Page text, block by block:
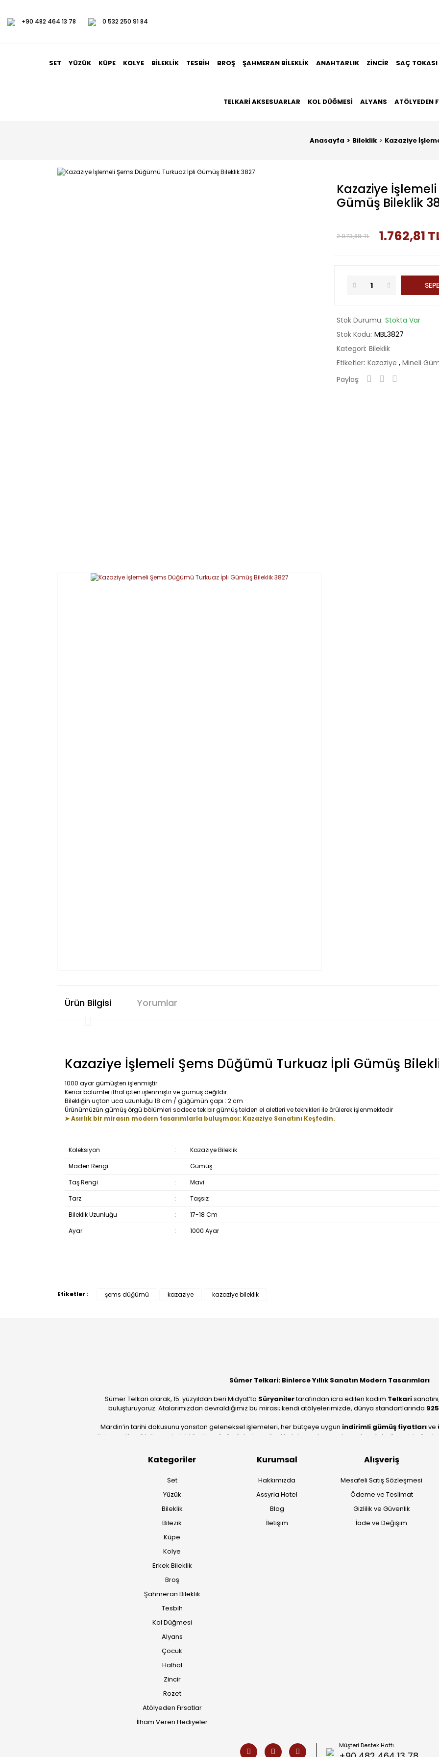
+90 482 464 13 78 0 532 250 91 84
SET YÜZÜK KÜPE KOLYE BILEKLIK TESBIH BROŞ ŞAHMERAN BILEKLIK ANAHTARLIK ZINCIR SAÇ TOKASI
TELKARI AKSESUARLAR KOL DÜĞMESI ALYANS ATÖLYEDEN
Anasayfa Bileklik Kazaziye
Kazaziye
Gümüş Bileklik
2.073,89 TL 1.762,81
Stok Durumu Stokta Var
Stok Kodu MBL3827
Kategori Bileklik
Etiketler Kazaziye , Mineli
Paylaş:
Ürün Bilgisi Yorumlar
Kazaziye İşlemeli Şems Düğümü Turkuaz İpli Gümüş
1000 ayar gümüşten işlenmiştir.
Kenar bölümler ithal ipten işlenmiştir ve gümüş değildir.
Bilekliğin uçtan uca uzunluğu 18 cm / güğümün çapı : 2 cm
Ürünümüzün gümüş örgü bölümleri sadece tek bir gümüş telden el aletleri ve teknikleri ile örülerek işlenmektedir
➤ Asırlık bir mirasın modern tasarımlarla buluşması: Kazaziye Sanatını Keşfedin.
Koleksiyon :
Kazaziye Bileklik
Maden Rengi
:
Gümüş
Taş Rengi
:
Mavi
Tarz
:
Taşsız
Bileklik Uzunluğu
:
17-18 Cm
Ayar
: 1000 Ayar
Etiketler : şems düğümü kazaziye kazaziye bileklik
Sümer Telkari: Binlerce Yıllık Sanatın Modern Tasarımları
Sümer Telkari olarak, 15. yüzyıldan beri Midyat’ta Süryanilertarafından icra edilen kadim Telkari
buluşturuyoruz. Atalarımızdan devraldığımız bu mirası; kendi atölyelerimizde, dünya standartlarında
Mardin’in tarihi dokusunu yansıtan geleneksel işlemeleri, her bütçeye uygun indirimli gümüş fiyatlarıve
getiriyoruz. Kendi bünyemizdeki üretim gücümüzle, hem özel koleksiyonlarımızı hem de müşterilerimizin özel
Kategoriler
Set
Yüzük
Bileklik
Bilezik
Küpe
Kolye
Erkek Bileklik
Broş
Şahmeran Bileklik
Tesbih
Kol Düğmesi
Alyans
Çocuk
Halhal
Zincir
Rozet
Atölyeden Fırsatlar
İlham Veren Hediyeler
Kurumsal
Hakkımızda
Assyria Hotel
Blog
İletişim
Alışveriş
Mesafeli Satış Sözleşmesi
Ödeme ve Teslimat
Gizlilik ve Güvenlik
İade ve Değişim
Müşteri Destek Hattı